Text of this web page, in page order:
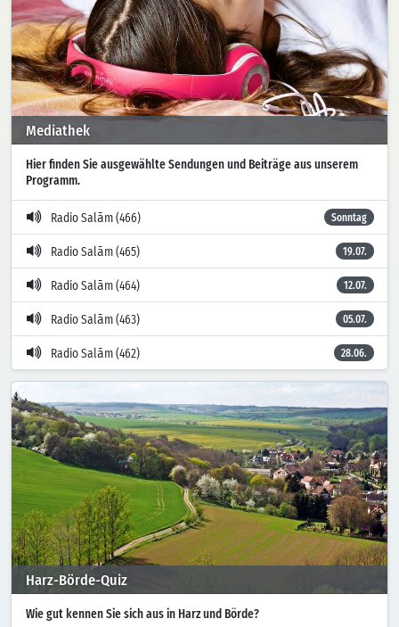
Mediathek
Hier finden Sie ausgewählte Sendungen und Beiträge aus unserem
Programm.
Radio Salām (466) Sonntag
Radio Salām (465) 19.07.
Radio Salām (464) 12.07.
Radio Salām (463) 05.07.
Radio Salām (462) 28.06.
Harz-Börde-Quiz
Wie gut kennen Sie sich aus in Harz und Börde?